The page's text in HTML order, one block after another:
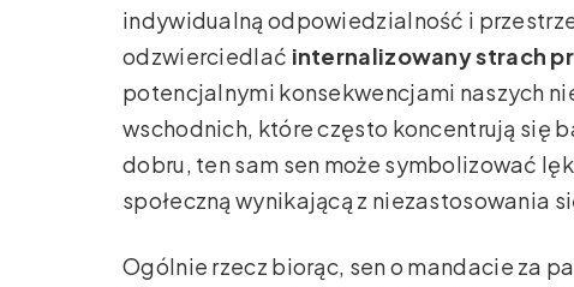
indywidualną odpowiedzialność i
odzwierciedlać internalizowany strach
potencjalnymi konsekwencjami naszych
wschodnich, które często koncentrują się
dobru, ten sam sen może symbolizować
społeczną wynikającą z niezastosowania
Ogólnie rzecz biorąc, sen o mandacie za